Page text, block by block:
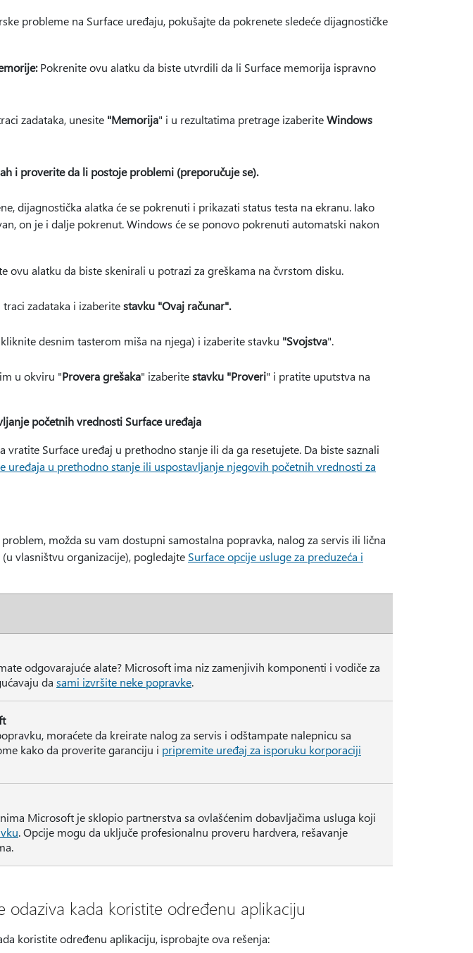
probleme na Surface uređaju, pokušajte da pokrenete sledeće dijagnostičke
Pokrenite ovu alatku da biste utvrdili da li Surface memorija ispravno
zadataka, unesite "Memorija" i u rezultatima pretrage izaberiteWindows
i proverite da li postoje problemi (preporučuje se).
dijagnostička alatka će se pokrenuti i prikazati status testa na ekranu. Iako
on je i dalje pokrenut. Windows će se ponovo pokrenuti automatski nakon
ovu alatku da biste skenirali u potrazi za greškama na čvrstom disku.
zadataka i izaberitestavku "Ovaj računar".
desnim tasterom miša na njega) i izaberite stavku "Svojstva".
u okviru "Provera grešaka" izaberitestavku "Proveri" i pratite uputstva na
početnih vrednosti Surface uređaja
Surface uređaj u prethodno stanje ili da ga resetujete. Da biste saznali
uređaja u prethodno stanje ili uspostavljanje njegovih početnih vrednosti za
možda su vam dostupni samostalna popravka, nalog za servis ili lična
vlasništvu organizacije), pogledajte Surface opcije usluge za preduzeća i
odgovarajuće alate? Microsoft ima niz zamenjivih komponenti i vodiče za
da sami izvršite neke popravke.
moraćete da kreirate nalog za servis i odštampate nalepnicu sa
kako da proverite garanciju i pripremite uređaj za isporuku korporaciji
Microsoft je sklopio partnerstva sa ovlašćenim dobavljačima usluga koji
. Opcije mogu da uključe profesionalnu proveru hardvera, rešavanje
odaziva kada koristite određenu aplikaciju
koristite određenu aplikaciju, isprobajte ova rešenja: